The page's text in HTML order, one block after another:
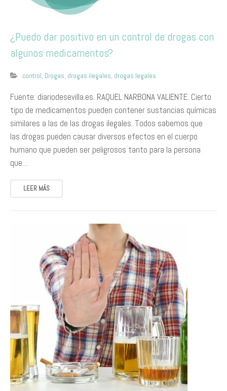
¿Puedo dar positivo en un control de drogas con
algunos medicamentos?
control, Drogas, drogas ilegales, drogas legales
Fuente: diariodesevilla.es. RAQUEL NARBONA VALIENTE. Cierto
tipo de medicamentos pueden contener sustancias químicas
similares a las de las drogas ilegales. Todos sabemos que
las drogas pueden causar diversos efectos en el cuerpo
humano que pueden ser peligrosos tanto para la persona
que…
LEER MÁS